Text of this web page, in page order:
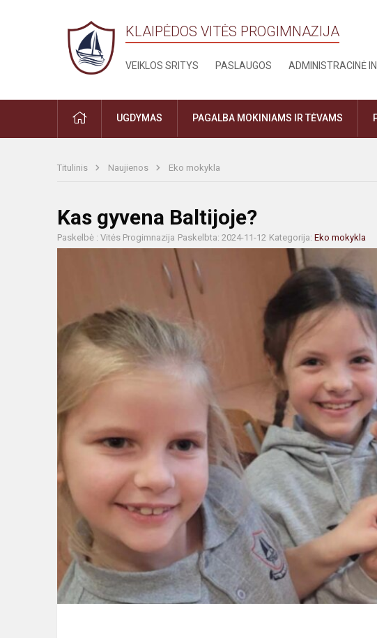
KLAIPĖDOS VITĖS PROGIMNAZIJA
VEIKLOS SRITYS PASLAUGOS ADMINISTRACINĖ
PRADŽIAUGDYMAS PAGALBA MOKINIAMS IR TĖVAMS
Titulinis Naujienos Eko mokykla
Kas gyvena Baltijoje?
Paskelbė : Vitės Progimnazija Paskelbta: 2024-11-12 Kategorija: Eko mokykla